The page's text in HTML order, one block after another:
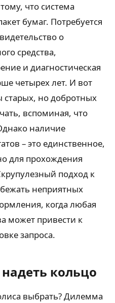
что система
бумаг. Потребуется
о
средства,
и диагностическая
четырех лет. И вот
старых, но добротных
вспоминая, что
наличие
– это единственное,
для прохождения
подход к
неприятных
когда любая
может привести к
запроса.
кольцо
выбрать? Дилемма